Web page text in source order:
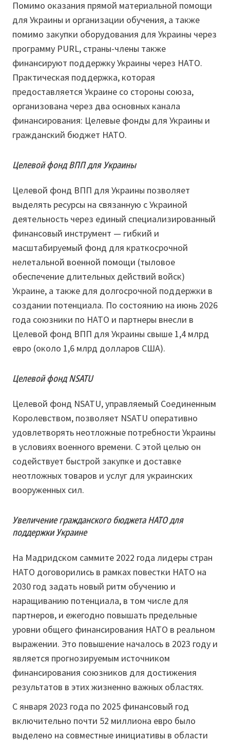
Помимо оказания прямой материальной помощи
для Украины и организации обучения, а также
помимо закупки оборудования для Украины через
программу PURL, страны-члены также
финансируют поддержку Украины через НАТО.
Практическая поддержка, которая
предоставляется Украине со стороны союза,
организована через два основных канала
финансирования: Целевые фонды для Украины и
гражданский бюджет НАТО.
Целевой фонд ВПП для Украины
Целевой фонд ВПП для Украины позволяет
выделять ресурсы на связанную с Украиной
деятельность через единый специализированный
финансовый инструмент — гибкий и
масштабируемый фонд для краткосрочной
нелетальной военной помощи (тыловое
обеспечение длительных действий войск)
Украине, а также для долгосрочной поддержки в
создании потенциала. По состоянию на июнь 2026
года союзники по НАТО и партнеры внесли в
Целевой фонд ВПП для Украины свыше 1,4 млрд
евро (около 1,6 млрд долларов США).
Целевой фонд NSATU
Целевой фонд NSATU, управляемый Соединенным
Королевством, позволяет NSATU оперативно
удовлетворять неотложные потребности Украины
в условиях военного времени. С этой целью он
содействует быстрой закупке и доставке
неотложных товаров и услуг для украинских
вооруженных сил.
Увеличение гражданского бюджета НАТО для
поддержки Украине
На Мадридском саммите 2022 года лидеры стран
НАТО договорились в рамках повестки НАТО на
2030 год задать новый ритм обучению и
наращиванию потенциала, в том числе для
партнеров, и ежегодно повышать предельные
уровни общего финансирования НАТО в реальном
выражении. Это повышение началось в 2023 году и
является прогнозируемым источником
финансирования союзников для достижения
результатов в этих жизненно важных областях.
С января 2023 года по 2025 финансовый год
включительно почти 52 миллиона евро было
выделено на совместные инициативы в области